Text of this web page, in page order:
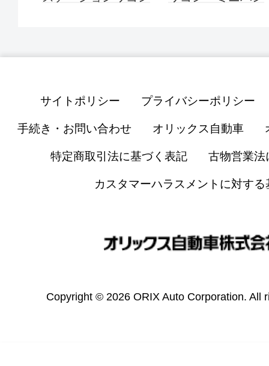
サイトポリシー プライバシーポリシー
手続き・お問い合わせ オリックス自動車
特定商取引法に基づく表記 古物営業法
カスタマーハラスメントに対する
Copyright © 2026 ORIX Auto Corporation. All